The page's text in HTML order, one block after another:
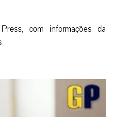
com informações da